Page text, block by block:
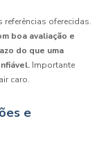
referências oferecidas.
boa avaliação e
do que uma
Importante
caro.
e